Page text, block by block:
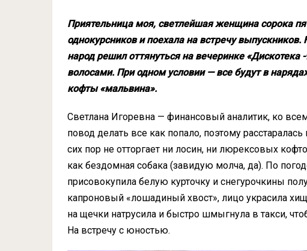
Приятельница моя, светлейшая женщина сорока
однокурсников и поехала на встречу
народ решил оттянуться на вечеринке
волосами. При одном условии — все будут в
кофты «мальвина».
Светлана Игоревна — финансовый аналитик, ко
повод делать все как попало, поэтому
сих пор не отторгает ни лосин, ни люрексовых
как бездомная собака (завидую молча, да). По
присовокупила белую курточку и снегурочкины
капроновый «лошадиный хвост», лицо украсила
на щечки натрусила и быстро шмыгнула в такси,
На встречу с юностью.